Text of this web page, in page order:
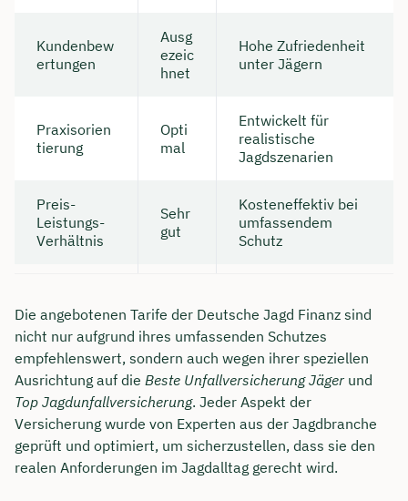
Kundenbew
ertungen
Ausg
ezeic
hnet
Hohe Zufriedenheit
unter Jägern
Praxisorien
tierung
Opti
mal
Entwickelt für
realistische
Jagdszenarien
Preis-
Leistungs-
Verhältnis
Sehr
gut
Kosteneffektiv bei
umfassendem
Schutz
Die angebotenen Tarife der Deutsche Jagd Finanz sind
nicht nur aufgrund ihres umfassenden Schutzes
empfehlenswert, sondern auch wegen ihrer speziellen
Ausrichtung auf die Beste Unfallversicherung Jäger und
Top Jagdunfallversicherung. Jeder Aspekt der
Versicherung wurde von Experten aus der Jagdbranche
geprüft und optimiert, um sicherzustellen, dass sie den
realen Anforderungen im Jagdalltag gerecht wird.